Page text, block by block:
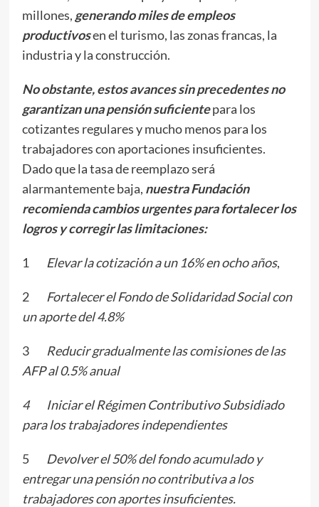
millones, generando miles de empleos
productivosen el turismo, las zonas francas, la
industria y la construcción.
No obstante, estos avances sin precedentes no
garantizan una pensión suficientepara los
cotizantes regulares y mucho menos para los
trabajadores con aportaciones insuficientes.
Dado que la tasa de reemplazo será
alarmantemente baja, nuestra Fundación
recomienda cambios urgentes para fortalecer los
logros y corregir las limitaciones:
1 Elevar la cotización a un 16% en ocho años,
2
Fortalecer el Fondo de Solidaridad Social con
un aporte del 4.8%
3
Reducir gradualmente las comisiones de las
AFP al 0.5% anual
4
Iniciar el Régimen Contributivo Subsidiado
para los trabajadores independientes
5
Devolver el 50% del fondo acumulado y
entregar una pensión no contributiva a los
trabajadores con aportes insuficientes.